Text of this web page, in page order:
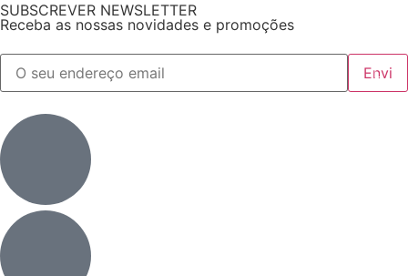
SUBSCREVER NEWSLETTER
Receba as nossas novidades e promoções